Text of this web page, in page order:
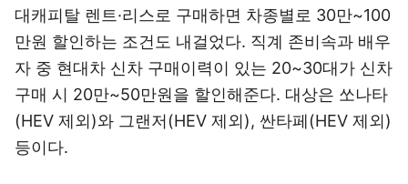
대캐피탈 렌트·리스로 구매하면 차종별로 30만~100
만원 할인하는 조건도 내걸었다. 직계 존비속과 배우
자 중 현대차 신차 구매이력이 있는 20~30대가 신차
구매 시 20만~50만원을 할인해준다. 대상은 쏘나타
(HEV 제외)와 그랜저(HEV 제외), 싼타페(HEV 제외)
등이다.